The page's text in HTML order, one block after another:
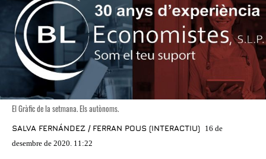
El Gràfic de la setmana. Els autònoms.
SALVA FERNÁNDEZ / FERRAN POUS (INTERACTIU)
16 de
desembre de 2020. 11:22